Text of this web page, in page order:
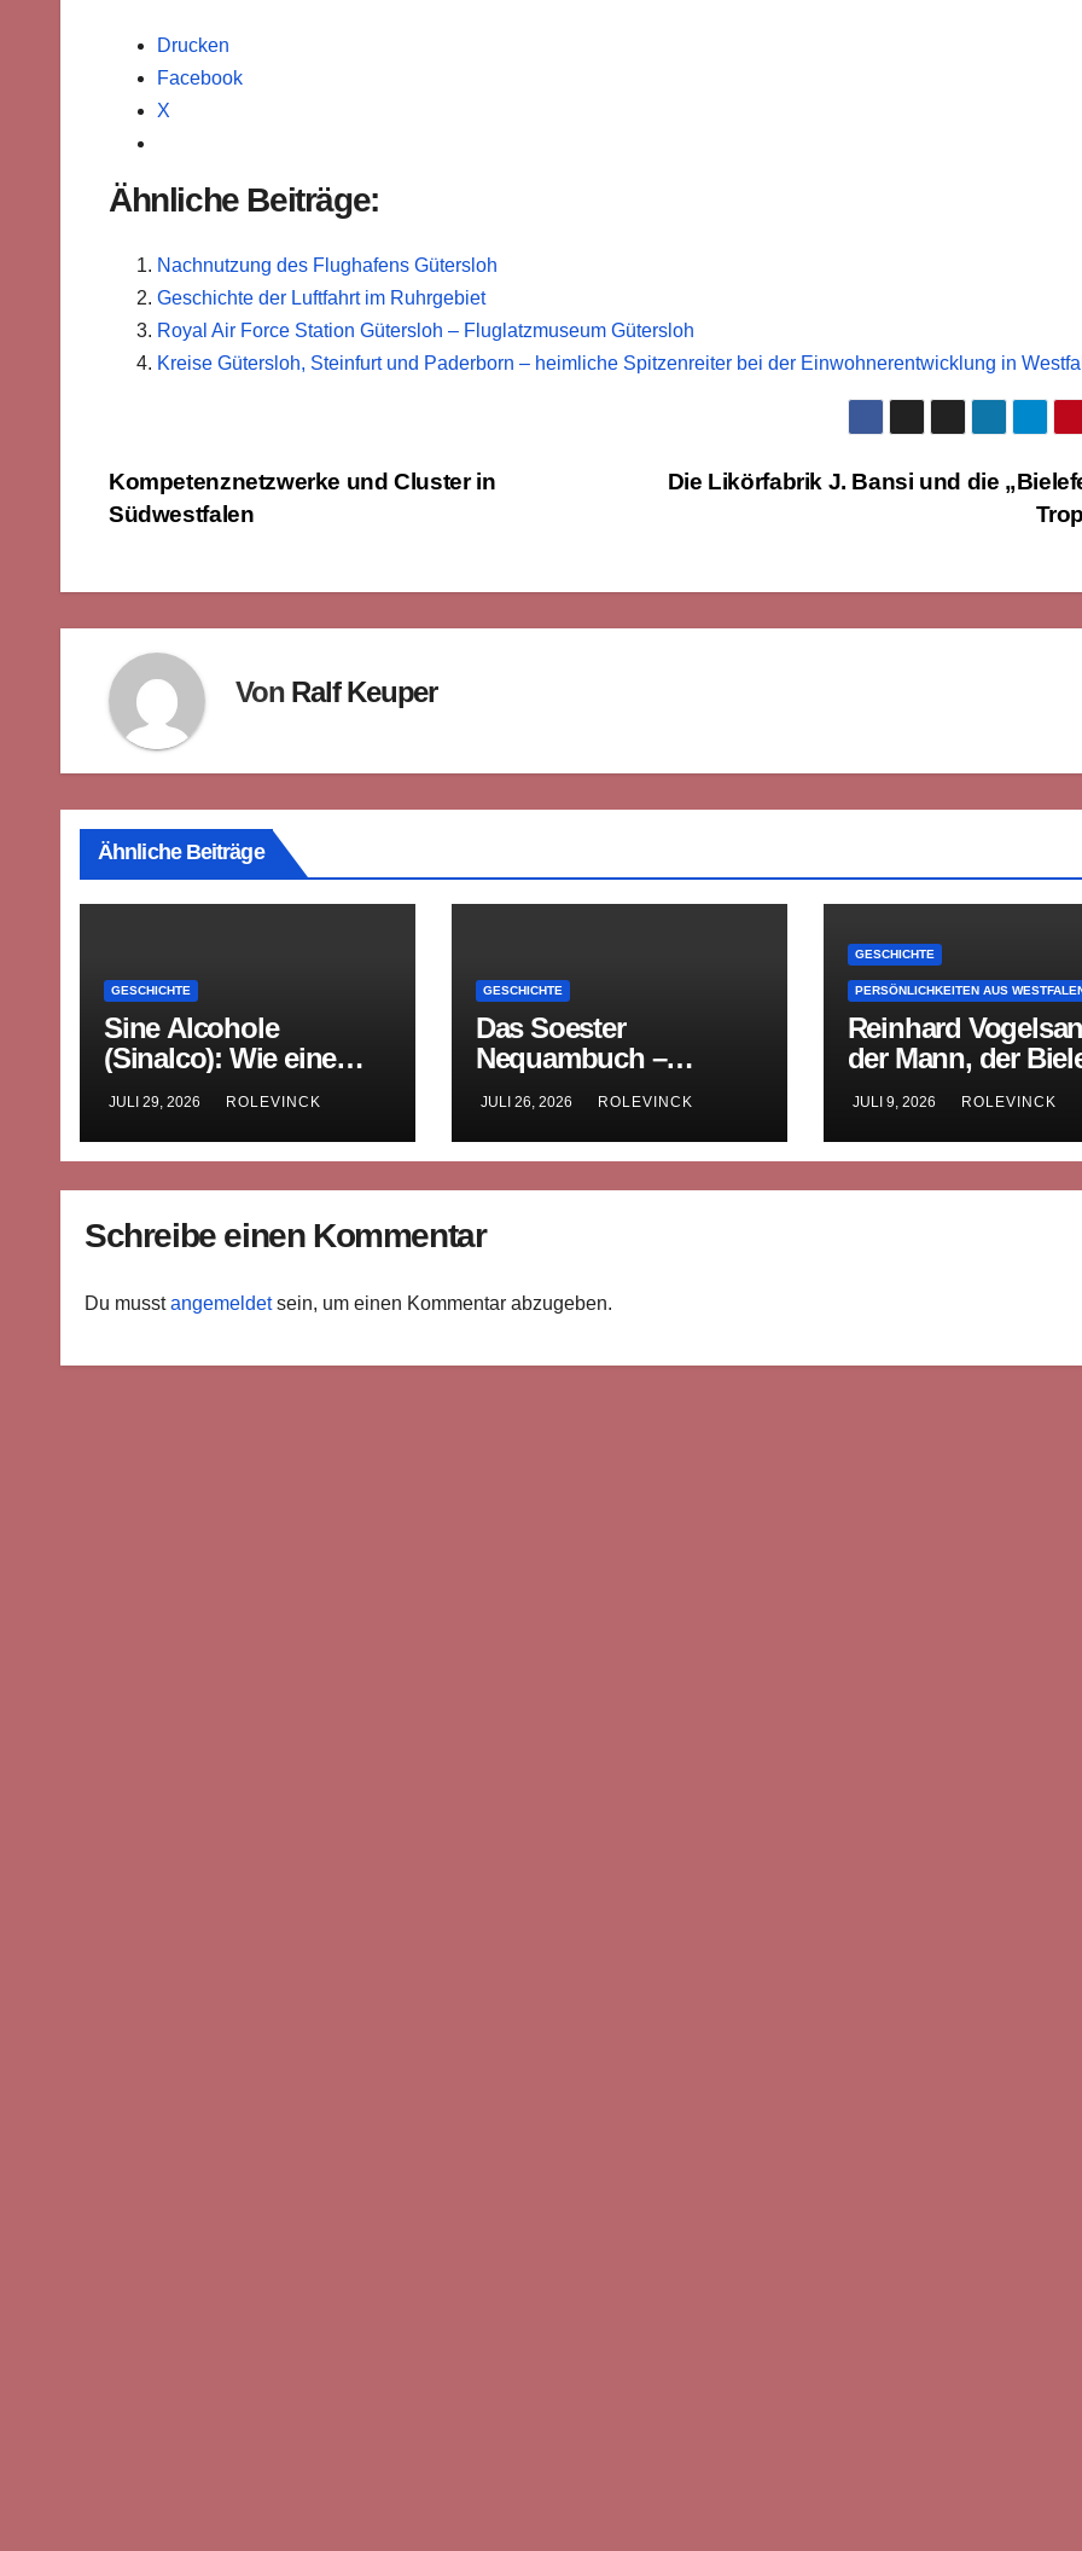
Drucken
Facebook
X
Ähnliche Beiträge:
Nachnutzung des Flughafens Gütersloh
Geschichte der Luftfahrt im Ruhrgebiet
Royal Air Force Station Gütersloh – Fluglatzmuseum Gütersloh
Kreise Gütersloh, Steinfurt und Paderborn – heimliche Spitzenreiter bei der Einwohnerentwicklung in
Beitragsnavigation
Die Likörfabrik J. Bansi und die
Kompetenznetzwerke und Cluster in
Südwestfalen
Von Ralf Keuper
Ähnliche Beiträge
GESCHICHTE
Sine Alcohole
(Sinalco): Wie eine
westfälische Limonade
die Welt eroberte
JULI 29, 2026 ROLEVINCK
GESCHICHTE
Das Soester
Nequambuch –
mittelalterliche
Rechtsgeschichte in
Bildern
JULI 26, 2026 ROLEVINCK
GESCHICHTE
PERSÖNLICHKEITEN AUS
Reinhard
der Mann, der
sein Gedächtnis
JULI 9, 2026 ROLEVINCK
Schreibe einen Kommentar
Du musstangemeldetsein, um einen Kommentar abzugeben.